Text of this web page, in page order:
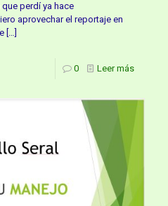
perdí ya hace
aprovechar el reportaje en
[…]
0 Leer más